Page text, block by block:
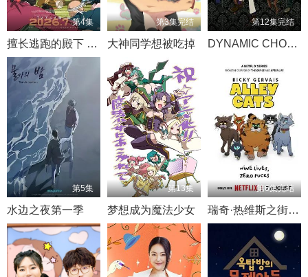
第4集
擅长逃跑的殿下 第二季
第3集完结
大神同学想被吃掉
第12集完结
DYNAMIC CHORD
第5集
水边之夜第一季
第13集
梦想成为魔法少女
第6集完结
瑞奇·热维斯之街猫一族